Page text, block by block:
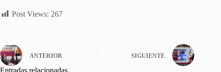
Post Views: 267
ANTERIOR SIGUIENTE